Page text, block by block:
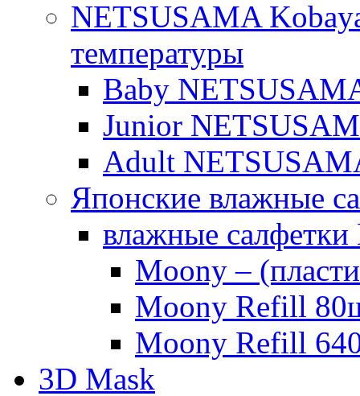
NETSUSAMA
температуры
Baby
Junior
Adult
Японские влажные
влажные
Moony –
Moony Refill
Moony Refill
3D Mask